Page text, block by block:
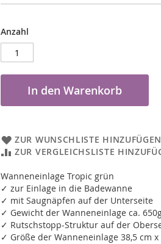
Anzahl
In den Warenkorb
ZUR WUNSCHLISTE HINZUFÜGEN
ZUR VERGLEICHSLISTE
Wanneneinlage Tropic grün
✓ zur Einlage in die Badewanne
✓ mit Saugnäpfen auf der Unterseite
✓ Gewicht der Wanneneinlage ca.
✓ Rutschstopp-Struktur auf der
✓ Größe der Wanneneinlage 38,5 cm x